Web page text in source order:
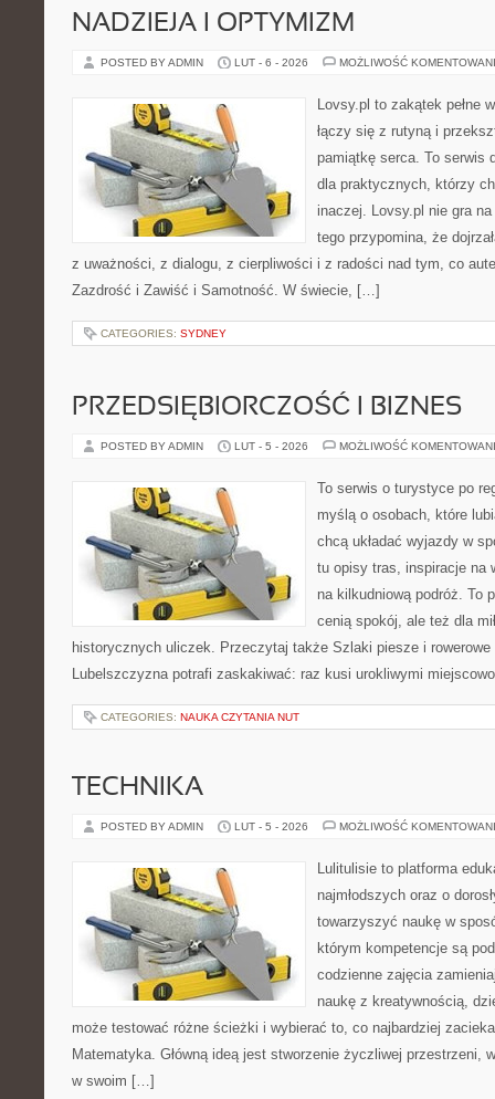
NADZIEJA I OPTYMIZM
POSTED BY ADMIN LUT - 6 - 2026 MOŻLIWOŚĆ
Lovsy.pl to zakątek pełne
łączy się z rutyną i
pamiątkę serca. To serwis
dla praktycznych, którzy
inaczej. Lovsy.pl nie gra
tego przypomina, że
z uważności, z dialogu, z cierpliwości i z radości nad tym, co
Zazdrość i Zawiść i Samotność. W świecie, […]
CATEGORIES: SYDNEY
PRZEDSIĘBIORCZOŚĆ I BIZNES
POSTED BY ADMIN LUT - 5 - 2026 MOŻLIWOŚĆ
To serwis o turystyce po
myślą o osobach, które
chcą układać wyjazdy w
tu opisy tras, inspiracje na
na kilkudniową podróż. To
cenią spokój, ale też dla
historycznych uliczek. Przeczytaj także Szlaki piesze i
Lubelszczyzna potrafi zaskakiwać: raz kusi urokliwymi
CATEGORIES: NAUKA CZYTANIA NUT
TECHNIKA
POSTED BY ADMIN LUT - 5 - 2026 MOŻLIWOŚĆ
Lulitulisie to platforma
najmłodszych oraz o
towarzyszyć naukę w
którym kompetencje są
codzienne zajęcia
naukę z kreatywnością,
może testować różne ścieżki i wybierać to, co najbardziej
Matematyka. Główną ideą jest stworzenie życzliwej przestrzeni,
w swoim […]